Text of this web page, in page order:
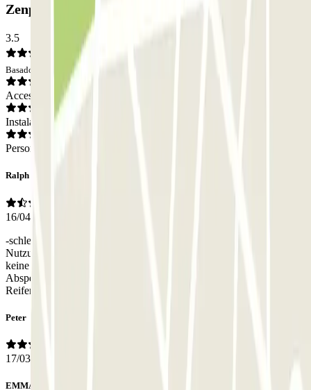
Zenpark: Opiniones
3.5
Basado en 9 opiniones
Acceso
Instalaciones
Personal
Ralph
16/04/2026
-schlechte Beschilderung der Parkbuchten, da zum Teil eine
Nutzung durch private Personen möglich ist( privater Parkplatz) -
keine Kommunikation möglich gewesen bei einem Problem:
Absperrung war nicht regulär aufgestellt, Folge war eine
Reifenpanne -
Peter
17/03/2026
EMMANUEL